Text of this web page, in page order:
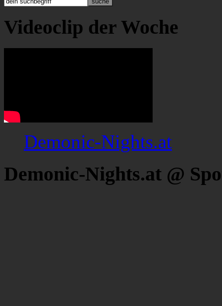
Videoclip der Woche
Demonic-Nights.at
Demonic-Nights.at @